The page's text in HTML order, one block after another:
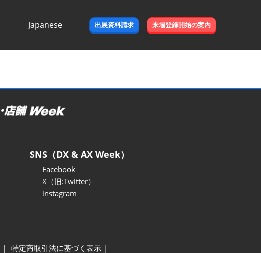
Japanese
出展資料請求 来場登録開始の案内
SNS（DX & AX Week）
Facebook
X（旧:Twitter）
instagram
特定商取引法に基づく表示